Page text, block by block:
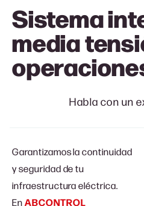
Sistema
media
Habla con un
Garantizamos la continuidad
y seguridad de tu
infraestructura eléctrica.
EnABCONTROL